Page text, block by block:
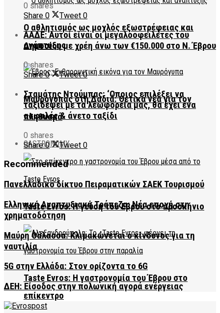
Ο αθλητισμός ως μοχλός εξωστρέφειας και
ανάπτυξης
Μαυρόγυπας στη Δαδιά: Θετικά νέα για τον
πληθυσμό
GASTRONOMY
Taste Evros: Η γεύση του Έβρου στο προσκήνιο
Taste Evros: Η γαστρονομία του Έβρου στο
επίκεντρο
0 shares
Share 0 Tweet 0
ΑΑΔΕ: Αυτοί είναι οι μεγαλοοφειλέτες του
Δημοσίου με χρέη άνω των €150.000 στο Ν. Έβρου
0 shares
Share 0 Tweet 0
Σταμάτης Ντούμπας: ‘Οποιος επιλέξει να
ταξιδέψει με τα λεωφορεία μας, θα έχει ένα
ασφαλές & άνετο ταξίδι
0 shares
Share 0 Tweet 0
Recommended
Πανελλαδικό δίκτυο Πειραματικών ΣΑΕΚ Τουρισμού
Ελληνική Αναπτυξιακή Τράπεζα: Νέα εποχή στη
χρηματοδότηση
Μαύρη Θάλασσα: Κλιμακώνεται ο κίνδυνος για τη
ναυτιλία
5G στην Ελλάδα: Στον ορίζοντα το 6G
ΔΕΗ: Είσοδος στην πολωνική αγορά ενέργειας